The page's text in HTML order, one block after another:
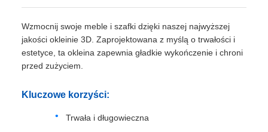
Wzmocnij swoje meble i szafki dzięki naszej najwyższej
jakości okleinie 3D. Zaprojektowana z myślą o trwałości i
estetyce, ta okleina zapewnia gładkie wykończenie i chroni
przed zużyciem.
Kluczowe korzyści:
Trwała i długowieczna